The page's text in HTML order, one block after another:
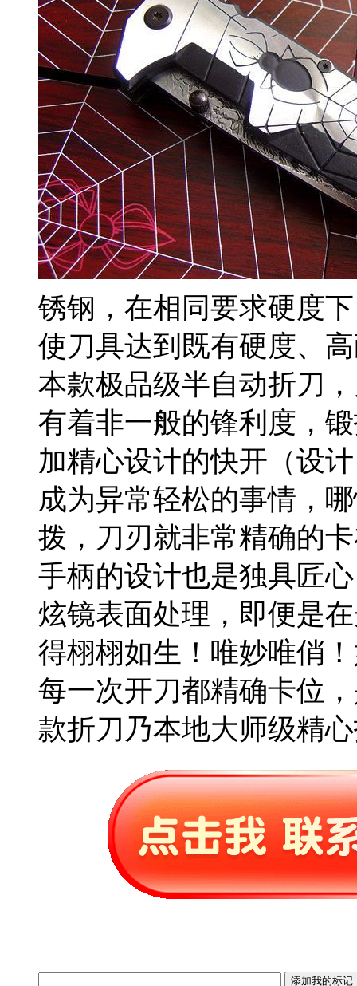
锈钢，在相同要求硬度
使刀具达到既有硬度、
本款极品级半自动折刀
有着非一般的锋利度，
加精心设计的快开（设
成为异常轻松的事情，
拨，刀刃就非常精确的
手柄的设计也是独具匠
炫镜表面处理，即便是
得栩栩如生！唯妙唯俏
每一次开刀都精确卡位
款折刀乃本地大师级精